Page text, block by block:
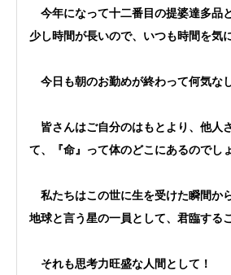
今年になって十二番目の提婆達多品
少し時間が長いので、いつも時間を気
今日も朝のお勤めが終わって何気な
皆さんはご自分のはもとより、他人
て、『命』って体のどこにあるのでし
私たちはこの世に生を受けた瞬間か
地球と言う星の一員として、君臨する
それも思考力旺盛な人間として！